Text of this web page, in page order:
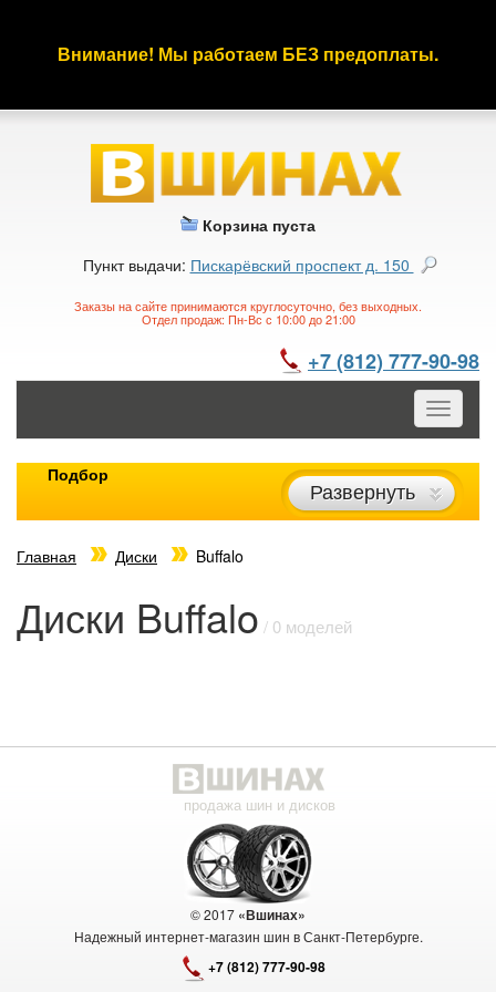
Внимание! Мы работаем БЕЗ предоплаты.
Корзина пуста
Пункт выдачи: Пискарёвский проспект д. 150
Заказы на сайте принимаются круглосуточно, без выходных.
Отдел продаж: Пн-Вс с 10:00 до 21:00
+7 (812) 777-90-98
Toggle
Подбор
Развернуть
Главная Диски Buffalo
Диски Buffalo / 0 моделей
продажа шин и дисков
© 2017 «Вшинах»
Надежный интернет-магазин шин в Санкт-Петербурге.
+7 (812) 777-90-98